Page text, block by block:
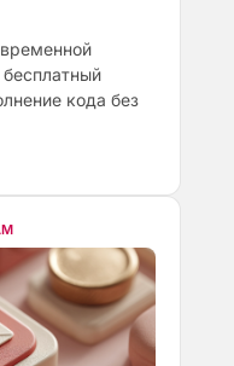
кода без